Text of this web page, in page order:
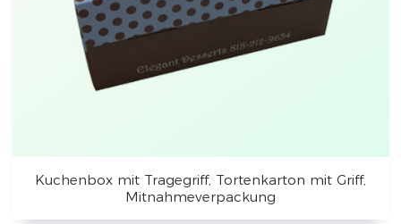
Kuchenbox mit Tragegriff, Tortenkarton mit Griff,
Mitnahmeverpackung